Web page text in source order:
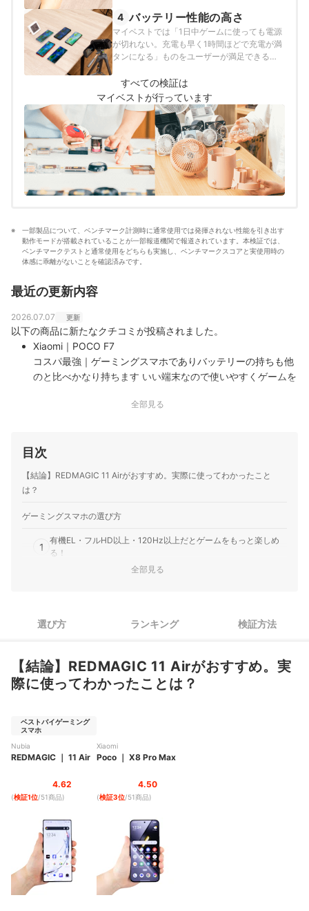
で検証を行いました。
4 バッテリー性能の高さ
マイベストでは「1日中ゲームに使っても電源
が切れない。充電も早く1時間ほどで充電が満
タンになる」ものをユーザーが満足できる商
重平均でおすすめ度をスコア化しました。
すべての検証は
マイベストが行っています
一部製品について、ベンチマーク計測時に通常使用では発揮されない性能を引き出す
動作モードが搭載されていることが一部報道機関で報道されています。本検証では、
ベンチマークテストと通常使用をどちらも実施し、ベンチマークスコアと実使用時の
体感に乖離がないことを確認済みです。
最近の更新内容
2026.07.07 更新
以下の商品に新たなクチコミが投稿されました。
Xiaomi｜POCO F7
コスパ最強｜ゲーミングスマホでありバッテリーの持ちも他
のと比べかなり持ちます いい端末なので使いやすくゲームを
全部見る
目次
【結論】REDMAGIC 11 Airがおすすめ。実際に使ってわかったこと
は？
ゲーミングスマホの選び方
1
有機EL・フルHD以上・120Hz以上だとゲームをもっと楽しめ
る！
ゲーミングスマホの詳しい選び方
SIMやゲームデータの引き継ぎは難しい？
ゲーミングスマホは普段使いにも向いている？
全部見る
選び方 ランキング 検証方法
【結論】REDMAGIC 11 Airがおすすめ。実
際に使ってわかったことは？
ベストバイゲーミング
スマホ
Nubia
REDMAGIC ｜ 11 Air
4.62
(検証1位/51商品)
Xiaomi
Poco ｜ X8 Pro Max
4.50
(検証3位/51商品)